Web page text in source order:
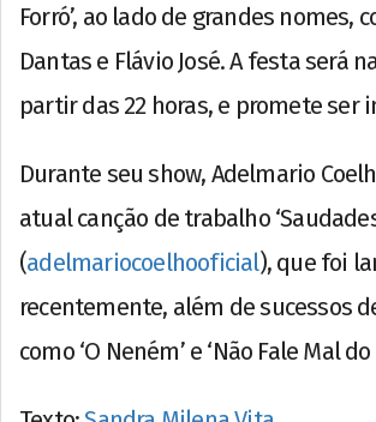
Forró’, ao lado de grandes nomes,
Dantas e Flávio José. A festa será
partir das 22 horas, e promete ser
Durante seu show, Adelmario
atual canção de trabalho
(adelmariocoelhooficial), que foi
recentemente, além de sucessos
como ‘O Neném’ e ‘Não Fale Mal do